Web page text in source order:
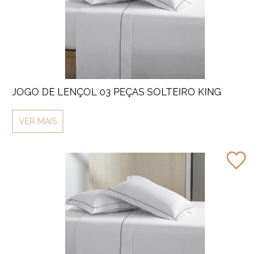
JOGO DE LENÇOL 03 PEÇAS SOLTEIRO KING
VER MAIS